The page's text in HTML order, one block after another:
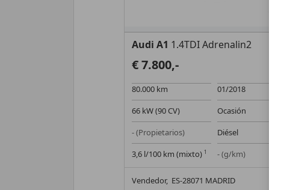
Audi A1 1.4TDI Adrenalin2
€ 7.800,-
80.000 km
01/2018
66 kW (90 CV)
Ocasión
- (Propietarios)
Diésel
3,6 l/100 km (mixto) 1 - (g/km)
Vendedor, ES-28071 MADRID